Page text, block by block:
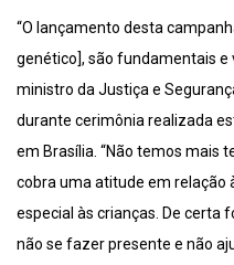
“O lançamento desta
genético], são fundamentais e
ministro da Justiça e
durante cerimônia realizada
em Brasília. “Não temos mais
cobra uma atitude em relação
especial às crianças. De certa
não se fazer presente e não